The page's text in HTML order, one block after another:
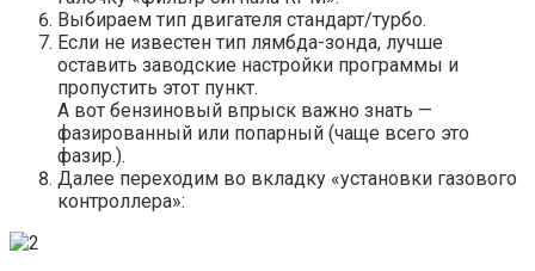
Выбираем тип двигателя стандарт/турбо.
Если не известен тип лямбда-зонда, лучше
оставить заводские настройки программы и
пропустить этот пункт.
А вот бензиновый впрыск важно знать —
фазированный или попарный (чаще всего это
фазир.).
Далее переходим во вкладку «установки газового
контроллера»: